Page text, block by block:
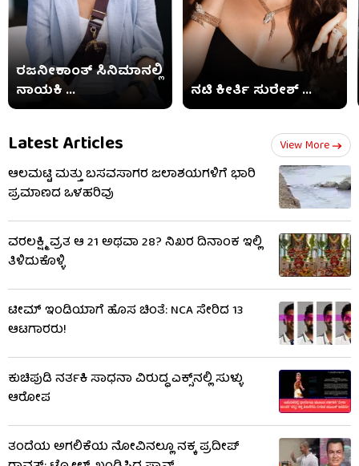
ರಜನೀಕಾಂತ್ ಸಿನಿಮಾನಲ್ಲಿ
ನಾಯಕಿ ...
ನಟಿ ಕೀರ್ತಿ ಸುರೇಶ್ ...
Latest Articles View More
ಆಲಮಟ್ಟಿ ಮತ್ತು ಬಸವಸಾಗರ ಜಲಾಶಯಗಳಿಗೆ ಭಾರಿ
ಪ್ರಮಾಣದ ಒಳಹರಿವು
ವರಲಕ್ಷ್ಮಿ ವ್ರತ ಆ 21 ಅಥವಾ 28? ನಿಖರ ದಿನಾಂಕ ಇಲ್ಲಿ
ತಿಳಿದುಕೊಳ್ಳಿ
ಟೀಮ್ ಇಂಡಿಯಾಗೆ ಹೊಸ ಚಿಂತೆ: NCA ಸೇರಿದ 13
ಆಟಗಾರರು!
ಕುಚಿಪುಡಿ ನರ್ತಕಿ ಸಾಧನಾ ವಿರುದ್ಧ ಎಕ್ಸ್‌ನಲ್ಲಿ ಸುಳ್ಳು
ಆರೋಪ
ತಂದೆಯ ಅಗಲಿಕೆಯ ನೋವಿನಲ್ಲೂ ನಕ್ಕ ಪ್ರದೀಪ್